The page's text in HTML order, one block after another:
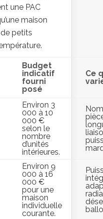
une PAC
maison
petits
Budget
indicatif
fourni
posé
Ce
Environ 3
000 à 10
000 €
selon le
nombre
d’unités
intérieures.
Environ 9
000 à 16
000 €
pour une
maison
individuelle
courante.